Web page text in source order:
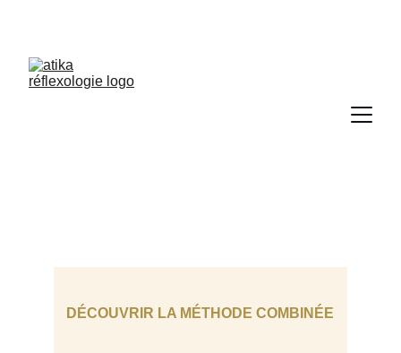
DÉCOUVRIR LA MÉTHODE COMBINÉE